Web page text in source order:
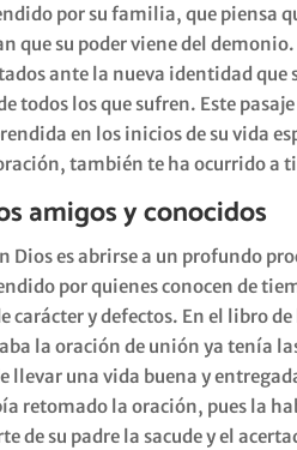
por su familia, que piensa
que su poder viene del demonio.
ante la nueva identidad que
todos los que sufren. Este
en los inicios de su vida
también te ha ocurrido a
amigos y conocidos
Dios es abrirse a un profundo
por quienes conocen de
y defectos. En el libro de
la oración de unión ya tenía
llevar una vida buena y
retomado la oración, pues la
de su padre la sacude y el